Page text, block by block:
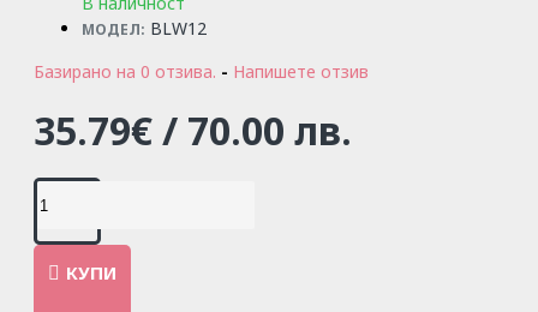
МОДЕЛ: BLW12
Базирано на 0 отзива. - Напишете отзив
35.79€ / 70.00 лв.
КУПИ